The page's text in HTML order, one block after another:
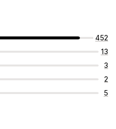
452
13
3
2
5